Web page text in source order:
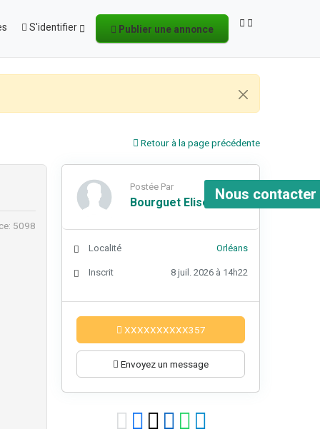
S'identifier Publier une annonce
Retour à la page précédente
5098
Nous contacter
Postée Par
Bourguet Elise
Localité Orléans
Inscrit 8 juil. 2026 à 14h22
XXXXXXXXXX357
Envoyez un message